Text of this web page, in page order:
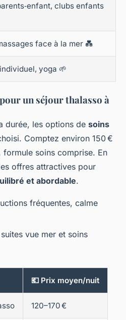
clubs enfants
face à la mer 💑
yoga 🌱
un séjour thalasso à
durée, les options de soins
Comptez environ 150 €
formule soins comprise. En
offres attractives pour
et abordable.
fréquentes, calme
vue mer et soins
💶 Prix moyen/nuit
120–170 €